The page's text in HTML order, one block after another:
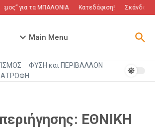
για τα ΜΠΑΛΟΝΙΑ Κατεδάφιση! Σκάνδαλο
Main Menu
ΦΥΣΗ και ΠΕΡΙΒΑΛΛΟΝ
ΕΘΝΙΚΗ